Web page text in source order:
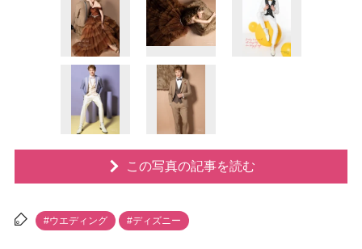
この写真の記事を読む
#ウエディング #ディズニー